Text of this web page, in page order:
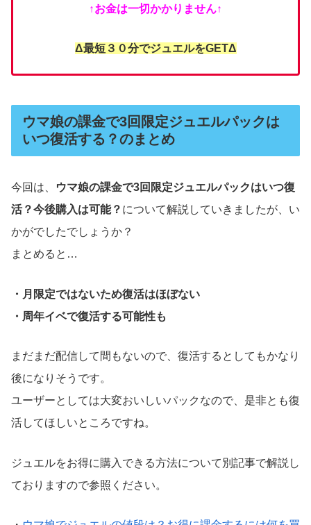
↑お金は一切かかりません↑
Δ最短３０分でジュエルをGETΔ
ウマ娘の課金で3回限定ジュエルパックは
いつ復活する？のまとめ
今回は、
ウマ娘の課金で3回限定ジュエルパックはいつ復
活？今後購入は可能？ について解説していきましたが、い
かがでしたでしょうか？
まとめると…
・月限定ではないため復活はほぼない
・周年イベで復活する可能性も
まだまだ配信して間もないので、復活するとしてもかなり
後になりそうです。
ユーザーとしては大変おいしいパックなので、是非とも復
活してほしいところですね。
ジュエルをお得に購入できる方法について別記事で解説し
ておりますので参照ください。